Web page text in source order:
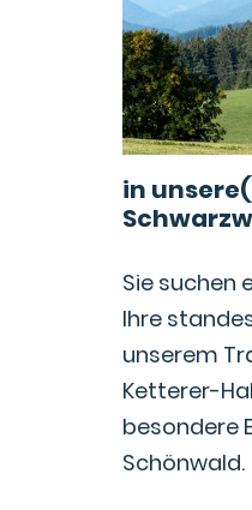
in
Sie suchen
Ihre
unserem
Ketterer-
besondere
Schönwald.